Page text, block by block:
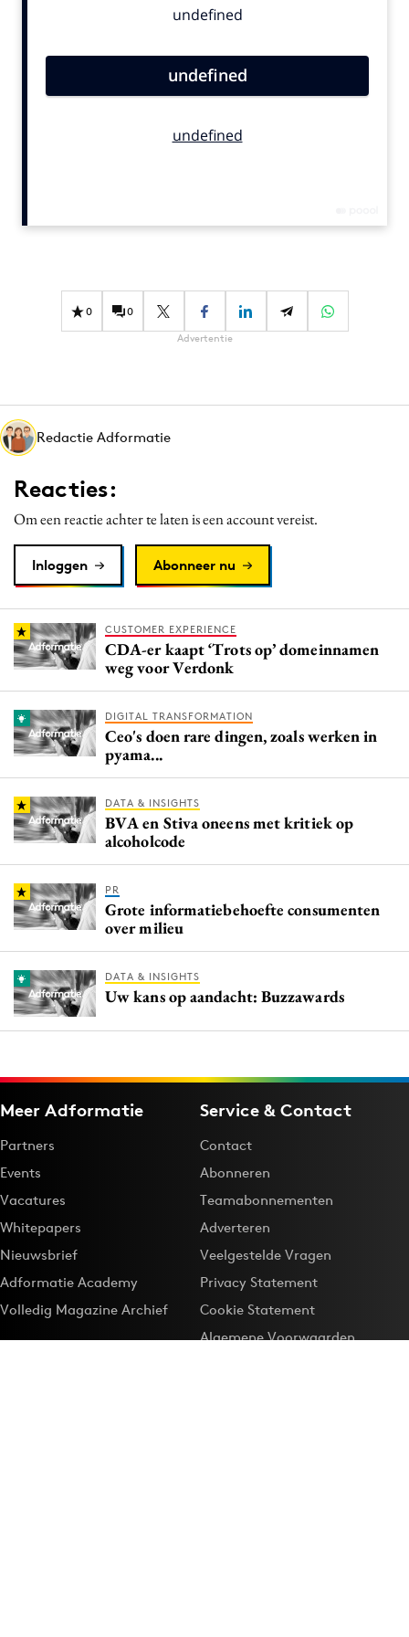
Contentmarketing
Effectiviteit
Gedragsverandering
Martech
Media
Merkstrategie
PR
Programmatic
Reputatie & crisis
0 0
Advertentie
Redactie Adformatie
Reacties:
Om een reactie achter te laten is een account vereist.
Inloggen Abonneer nu
CUSTOMER EXPERIENCE
CDA-er kaapt ‘Trots op’ domeinnamen
weg voor Verdonk
DIGITAL TRANSFORMATION
Ceo's doen rare dingen, zoals werken in
pyama...
DATA & INSIGHTS
BVA en Stiva oneens met kritiek op
alcoholcode
PR
Grote informatiebehoefte consumenten
over milieu
DATA & INSIGHTS
Uw kans op aandacht: Buzzawards
Meer Adformatie
Partners
Events
Vacatures
Whitepapers
Nieuwsbrief
Adformatie Academy
Volledig Magazine Archief
Service & Contact
Contact
Abonneren
Teamabonnementen
Adverteren
Veelgestelde Vragen
Privacy Statement
Cookie Statement
Algemene Voorwaarden